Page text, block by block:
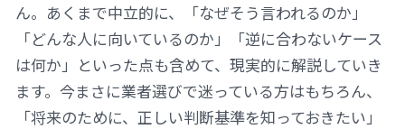
ん。あくまで中立的に、「なぜそう言われるのか」
「どんな人に向いているのか」「逆に合わないケース
は何か」といった点も含めて、現実的に解説していき
ます。今まさに業者選びで迷っている方はもちろん、
「将来のために、正しい判断基準を知っておきたい」